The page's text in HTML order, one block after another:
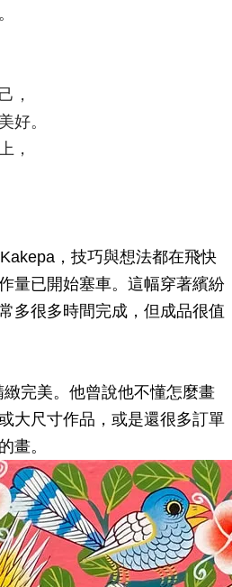
，
好。
，
，技巧與想法都在飛快
量已開始塞車。這幅穿著繽紛
多很多時間完成，但成品很值
完美。他曾說他不懂怎麼畫
大尺寸作品，或是還很多訂單
畫。